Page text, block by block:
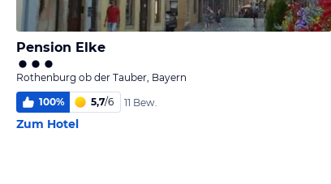
Pension Elke
Rothenburg ob der Tauber, Bayern
100% 5,7/6 11 Bew.
Zum Hotel